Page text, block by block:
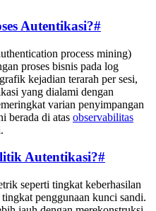
Autentikasi?#
process mining)
proses bisnis pada log
kejadian terarah per sesi,
yang dialami dengan
varian penyimpangan
berada di atas observabilitas
Autentikasi?#
seperti tingkat keberhasilan
penggunaan kunci sandi.